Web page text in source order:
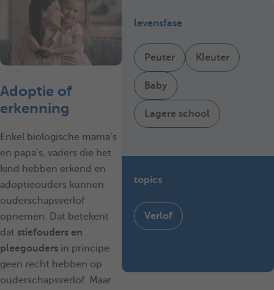
Adoptie of
erkenning
Enkel biologische mama’s
en papa’s, vaders die het
kind hebben erkend en
adoptieouders kunnen
ouderschapsverlof
opnemen. Dat betekent
dat stiefouders en
pleegouders in principe
geen recht hebben op
ouderschapsverlof. Maar
levensfase
Peuter Kleuter
Baby
Lagere school
topics
Verlof